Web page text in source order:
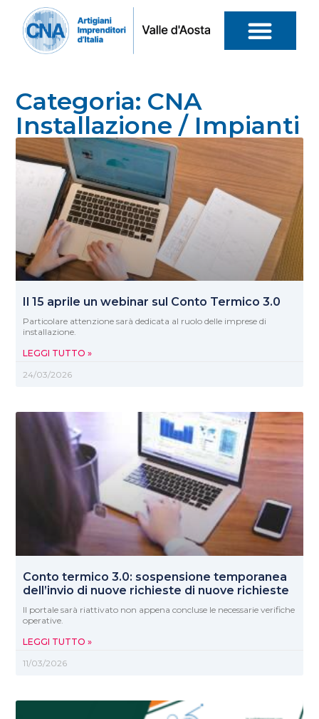
Categoria: CNA
Installazione / Impianti
Il 15 aprile un webinar sul Conto Termico 3.0
Particolare attenzione sarà dedicata al ruolo delle imprese di
installazione.
LEGGI TUTTO »
24/03/2026
Conto termico 3.0: sospensione temporanea
dell’invio di nuove richieste di nuove richieste
Il portale sarà riattivato non appena concluse le necessarie verifiche
operative.
LEGGI TUTTO »
11/03/2026